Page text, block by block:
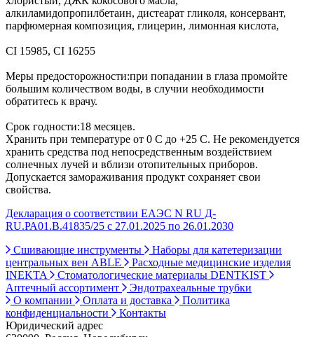
алкиламидопропилбетаин, дистеарат гликоля, консервант,
парфюмерная композиция, глицерин, лимонная кислота,
CI 15985, CI 16255
Меры предосторожности:при попадании в глаза промойте
большим количеством воды, в случии необходимости
обратитесь к врачу.
Срок годности:18 месяцев.
Хранить при температуре от 0 С до +25 С. Не рекомендуется
хранить средства под непосредственным воздействием
солнечных лучей и вблизи отопительных приборов.
Допускается замораживания продукт сохраняет свои
свойства.
Декларация о соответствии ЕАЭС N RU Д-
RU.РА01.В.41835/25 с 27.01.2025 по 26.01.2030
Сшивающие инструменты
Наборы для катетеризации
центральных вен ABLE
Расходные медицинские изделия
INEKTA
Стоматологические материалы DENTKIST
Аптечный ассортимент
Эндотрахеальные трубки
О компании
Оплата и доставка
Политика
конфиденциальности
Контакты
Юридический адрес